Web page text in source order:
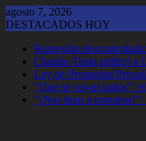
Saltar
al
agosto 7, 2026
DESTACADOS HOY
Represión
Claudio Tapia ratificó a
Ley de Propiedad
"Que se vayan todos":
"¡Nos tiran a